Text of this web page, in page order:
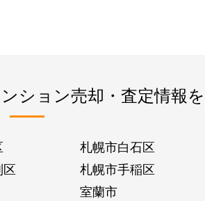
ション売却・査定情報
札幌市白石区
札幌市手稲区
室蘭市